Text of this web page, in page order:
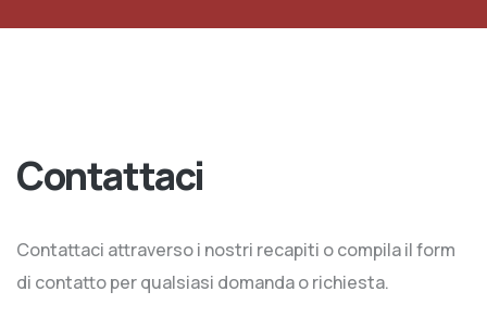
Contattaci
Contattaci attraverso i nostri recapiti o compila il form
di contatto per qualsiasi domanda o richiesta.